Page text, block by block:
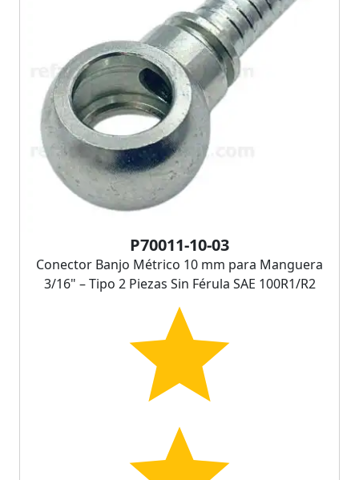
P70011-10-03
Conector Banjo Métrico 10 mm para Manguera
3/16" – Tipo 2 Piezas Sin Férula SAE 100R1/R2